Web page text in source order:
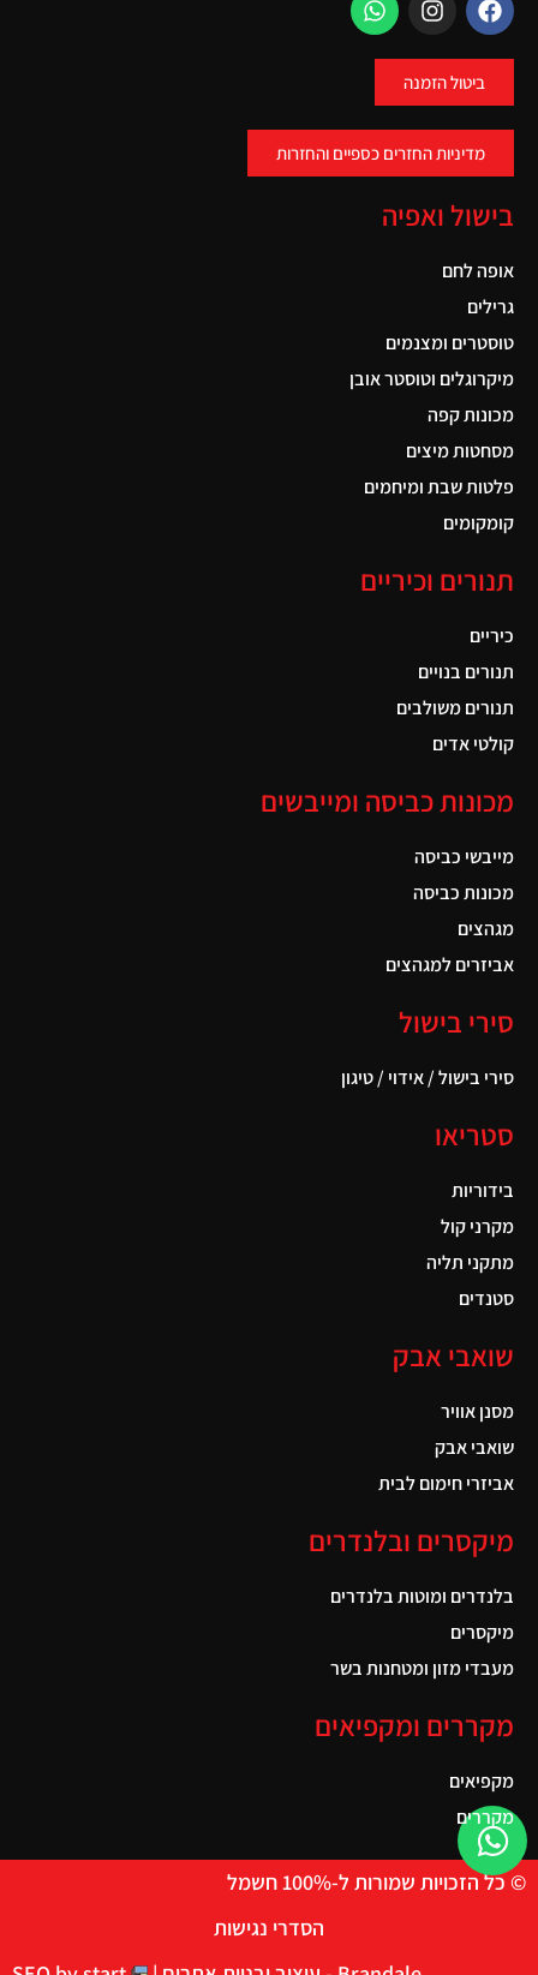
ביטול הזמנה
מדיניות החזרים כספיים והחזרות
בישול ואפיה
אופה לחם
גרילים
טוסטרים ומצנמים
מיקרוגלים וטוסטר אובן
מכונות קפה
מסחטות מיצים
פלטות שבת ומיחמים
קומקומים
תנורים וכיריים
כיריים
תנורים בנויים
תנורים משולבים
קולטי אדים
מכונות כביסה ומייבשים
מייבשי כביסה
מכונות כביסה
מגהצים
אביזרים למגהצים
סירי בישול
סירי בישול / אידוי / טיגון
סטריאו
בידוריות
מקרני קול
מתקני תליה
סטנדים
שואבי אבק
מסנן אוויר
שואבי אבק
אביזרי חימום לבית
מיקסרים ובלנדרים
בלנדרים ומוטות בלנדרים
מיקסרים
מעבדי מזון ומטחנות בשר
מקררים ומקפיאים
מקפיאים
מקררים
© כל הזכויות שמורות ל-100% חשמל
הסדרי נגישות